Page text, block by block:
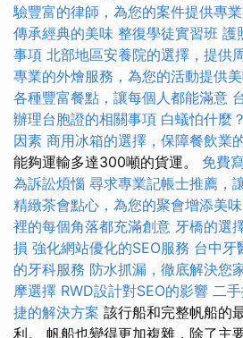
驗豐富的律師，為您的案件提供專
傳承經典的美味 整復學徒實習班 護
事項 北部地區安養院的選擇，提供
專業的外燴服務，為您的活動提供
各種豐富餐點，讓每個人都能滿意
辦理台胞證的相關事項 白蟻怕什麼
因素 商用冰箱的選擇，保障餐飲業
能夠運輸多達300噸的貨運。 免費
為訴訟煩惱 尋求專業記帳士推薦，
精緻茶會點心，為您的聚會增添美味
裡的每個角落都充滿創意 牙橋的選
損 強化網站優化的SEO服務 台中牙
的牙科服務 防水抓漏，徹底解決您
摩選擇 RWD設計對SEO的影響 二
捷的解決方案 該行船和完整帆船的
利。 帆船也變得更加複雜，除了主